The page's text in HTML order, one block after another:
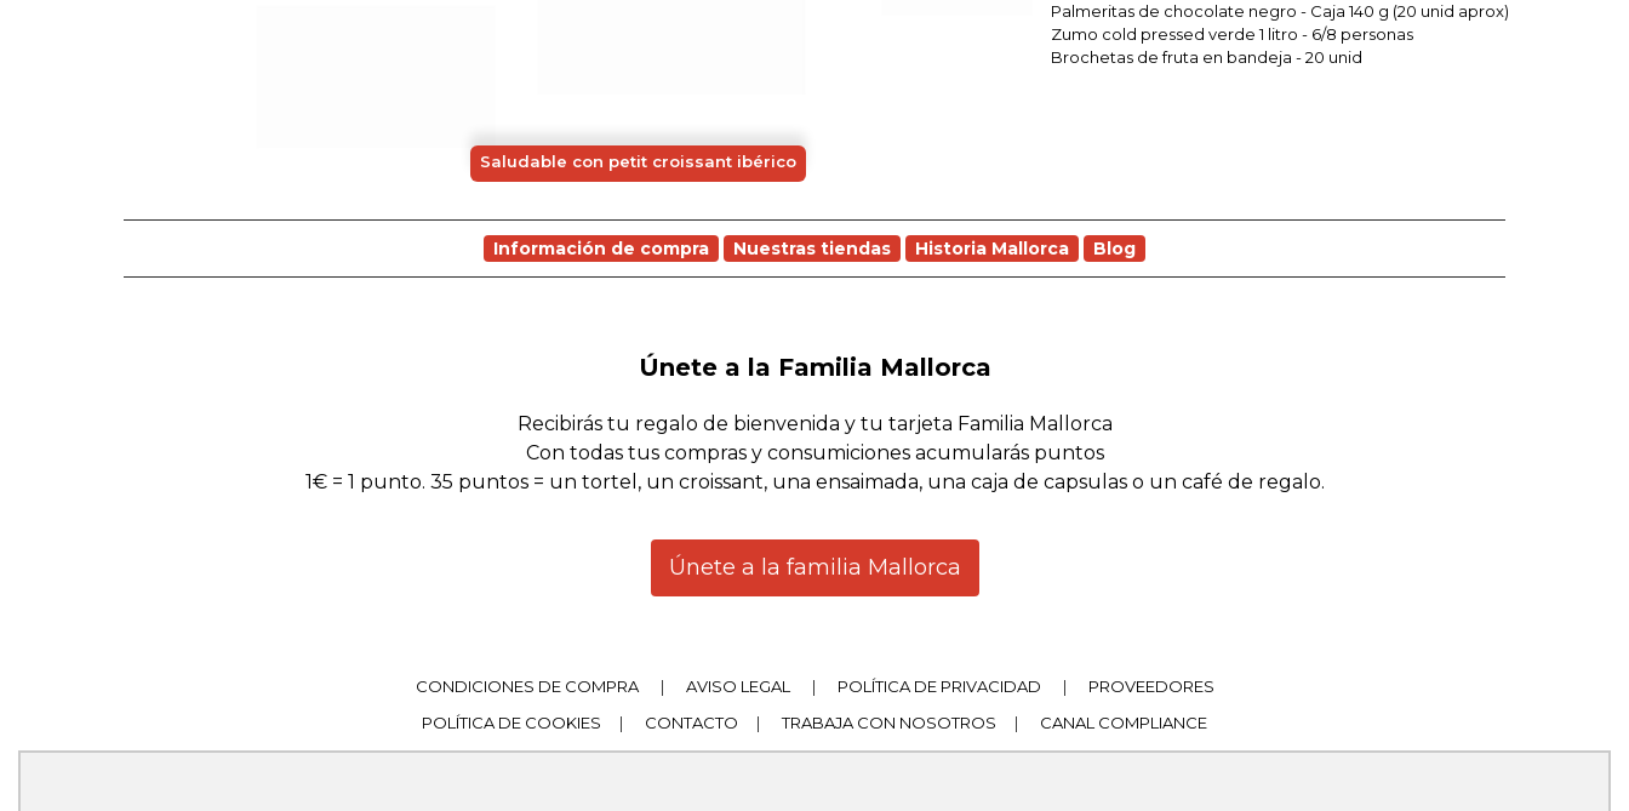
Saludable con petit croissant ibérico
Palmeritas de chocolate negro - Caja 140 g (20 unid aprox)
Zumo cold pressed verde 1 litro - 6/8 personas
Brochetas de fruta en bandeja - 20 unid
Información de compra Nuestras tiendas Historia Mallorca Blog
Únete a la Familia Mallorca
Recibirás tu regalo de bienvenida y tu tarjeta Familia Mallorca
Con todas tus compras y consumiciones acumularás puntos
1€ = 1 punto. 35 puntos = un tortel, un croissant, una ensaimada, una caja de capsulas o un café de regalo.
Únete a la familia Mallorca
CONDICIONES DE COMPRA | AVISO LEGAL | POLÍTICA DE PRIVACIDAD |
PROVEEDORES
POLÍTICA DE COOKIES
| CONTACTO | TRABAJA CON NOSOTROS | CANAL COMPLIANCE